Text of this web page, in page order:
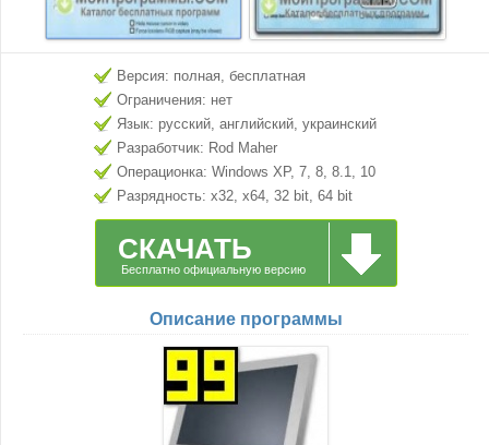
Версия: полная, бесплатная
Ограничения: нет
Язык: русский, английский, украинский
Разработчик: Rod Maher
Операционка: Windows XP, 7, 8, 8.1, 10
Разрядность: x32, x64, 32 bit, 64 bit
СКАЧАТЬ
Бесплатно официальную версию
Описание программы